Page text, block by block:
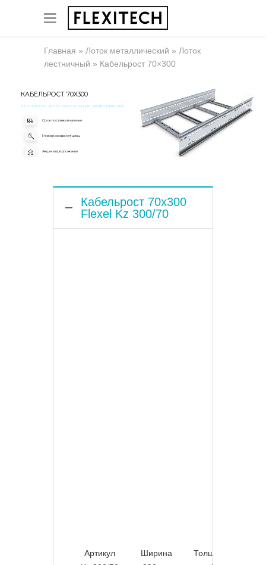
Главная » Лоток металлический » Лоток
лестничный » Кабельрост 70×300
КАБЕЛЬРОСТ 70X300
Уточняйте дополнительную информацию
Срок поставки и наличие
Размер скидки от цены
Акции и предложения
Кабельрост 70x300
Flexel Kz 300/70
Артикул Ширина
Толщина листа